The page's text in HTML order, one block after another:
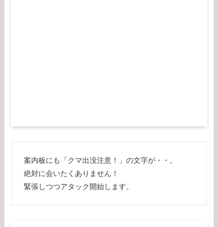
案内板にも「クマ出没注意！」の文字が・・。
絶対に会いたくありません！
緊張しつつアタック開始します。